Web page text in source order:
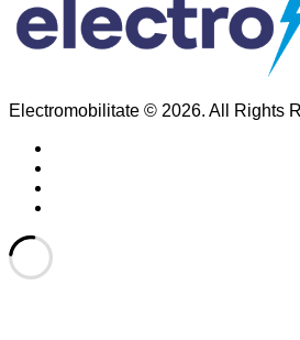
Electromobilitate © 2026. All Rights